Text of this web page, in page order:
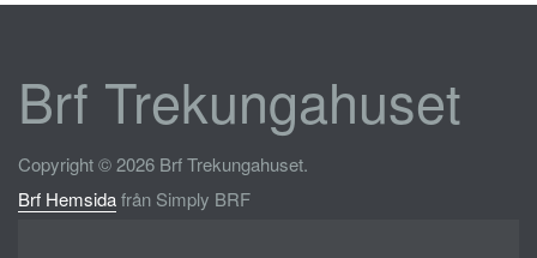
Brf Trekungahuset
Copyright © 2026 Brf Trekungahuset.
Brf Hemsidafrån Simply BRF